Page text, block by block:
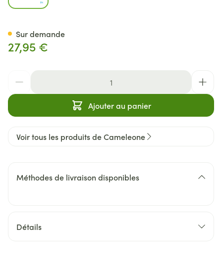
27,95 €
Ajouter au panier
Sur demande
Voir tous les produits de Cameleone
Méthodes de livraison disponibles
Détails